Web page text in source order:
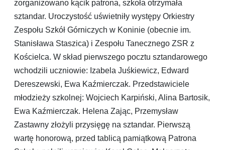
zorganizowano kącik patrona, szkoła otrzymała
sztandar. Uroczystość uświetniły występy Orkiestry
Zespołu Szkół Górniczych w Koninie (obecnie im.
Stanisława Staszica) i Zespołu Tanecznego ZSR z
Kościelca. W skład pierwszego pocztu sztandarowego
wchodzili uczniowie: Izabela Juśkiewicz, Edward
Dereszewski, Ewa Kaźmierczak. Przedstawiciele
młodzieży szkolnej: Wojciech Karpiński, Alina Bartosik,
Ewa Kaźmierczak. Helena Zając, Przemysław
Zastawny złożyli przysięgę na sztandar. Pierwszą
wartę honorową, przed tablicą pamiątkową Patrona